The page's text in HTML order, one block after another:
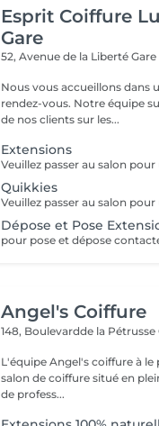
Esprit Coiffure
Gare
52, Avenue de la LibertéGare
Nous vous accueillons dans
rendez-vous. Notre équipe
de nos clients sur les...
Extensions
Veuillez passer au salon
Quikkies
Veuillez passer au salon
Dépose et Pose
Angel's Coiffure
148, Boulevardde la Pétrusse
L'équipe Angel's coiffure à le
salon de coiffure situé en plein
de profess...